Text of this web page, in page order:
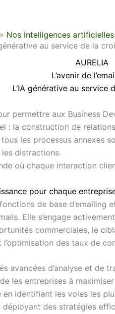
Nos intelligences artificielles
générative au service de la
AURELIA
L’avenir de
L’IA générative au service
permettre aux Business
: la construction de
les processus annexes
distractions.
où chaque interaction
pour chaque
de base d’emailing
Elle s’engage
commerciales, le
des taux de
avancées d’analyse et de
les entreprises à
identifiant les voies les
déployant des stratégies